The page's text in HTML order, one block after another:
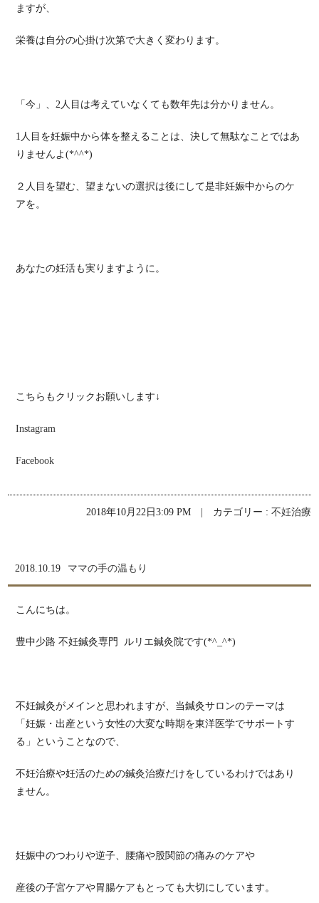
ますが、
栄養は自分の心掛け次第で大きく変わります。
「今」、2人目は考えていなくても数年先は分かりません。
1人目を妊娠中から体を整えることは、決して無駄なことではあ
りませんよ(*^^*)
２人目を望む、望まないの選択は後にして是非妊娠中からのケ
アを。
あなたの妊活も実りますように。
こちらもクリックお願いします↓
Instagram
Facebook
2018年10月22日3:09 PM | カテゴリー : 不妊治療
2018.10.19 ママの手の温もり
こんにちは。
豊中少路 不妊鍼灸専門 ルリエ鍼灸院です(*^_^*)
不妊鍼灸がメインと思われますが、当鍼灸サロンのテーマは
「妊娠・出産という女性の大変な時期を東洋医学でサポートす
る」ということなので、
不妊治療や妊活のための鍼灸治療だけをしているわけではあり
ません。
妊娠中のつわりや逆子、腰痛や股関節の痛みのケアや
産後の子宮ケアや胃腸ケアもとっても大切にしています。